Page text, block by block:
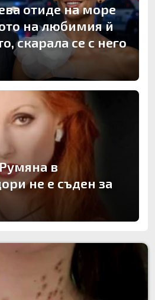
отиде на море
на любимия й
скарала се с него
в
не е съден за